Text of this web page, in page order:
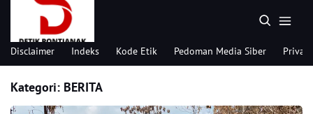
Disclaimer Indeks Kode Etik Pedoman Media Siber
Kategori: BERITA